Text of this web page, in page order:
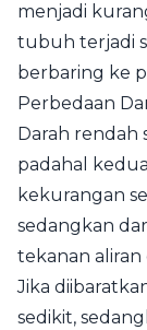
menjadi
tubuh terjadi
berbaring ke
Perbedaan
Darah rendah
padahal
kekurangan
sedangkan
tekanan aliran
Jika
sedikit,